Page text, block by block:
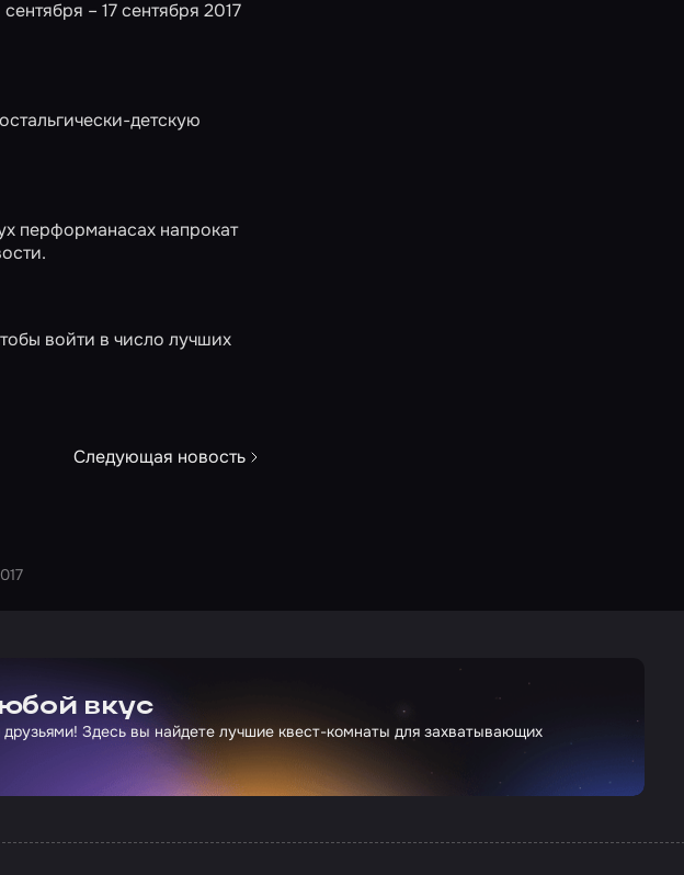
– 17 сентября 2017
детскую
перформанасах напрокат
войти в число лучших
Следующая новость
вкус
Здесь вы найдете лучшие квест-комнаты для захватывающих